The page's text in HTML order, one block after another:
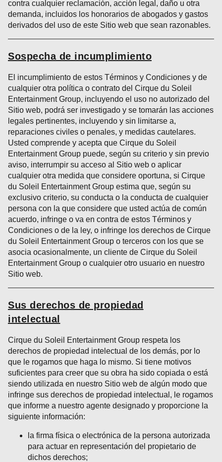
contra cualquier reclamación, acción legal, daño u otra
demanda, incluidos los honorarios de abogados y gastos
derivados del uso de este Sitio web que sean razonables.
Sospecha de incumplimiento
El incumplimiento de estos Términos y Condiciones y de
cualquier otra política o contrato del Cirque du Soleil
Entertainment Group, incluyendo el uso no autorizado del
Sitio web, podrá ser investigado y se tomarán las acciones
legales pertinentes, incluyendo y sin limitarse a,
reparaciones civiles o penales, y medidas cautelares.
Usted comprende y acepta que Cirque du Soleil
Entertainment Group puede, según su criterio y sin previo
aviso, interrumpir su acceso al Sitio web o aplicar
cualquier otra medida que considere oportuna, si Cirque
du Soleil Entertainment Group estima que, según su
exclusivo criterio, su conducta o la conducta de cualquier
persona con la que considere que usted actúa de común
acuerdo, infringe o va en contra de estos Términos y
Condiciones o de la ley, o infringe los derechos de Cirque
du Soleil Entertainment Group o terceros con los que se
asocia ocasionalmente, un cliente de Cirque du Soleil
Entertainment Group o cualquier otro usuario en nuestro
Sitio web.
Sus derechos de propiedad
intelectual
Cirque du Soleil Entertainment Group respeta los
derechos de propiedad intelectual de los demás, por lo
que le rogamos que haga lo mismo. Si tiene motivos
suficientes para creer que su obra ha sido copiada o está
siendo utilizada en nuestro Sitio web de algún modo que
infringe sus derechos de propiedad intelectual, le rogamos
que informe a nuestro agente designado y proporcione la
siguiente información:
la firma física o electrónica de la persona autorizada
para actuar en representación del propietario de
dichos derechos;